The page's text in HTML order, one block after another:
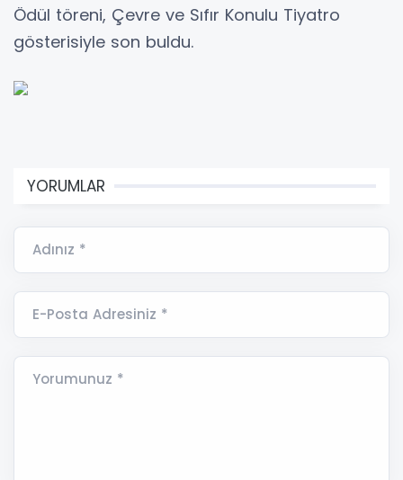
Ödül töreni, Çevre ve Sıfır Konulu Tiyatro
gösterisiyle son buldu.
YORUMLAR
Adınız *
E-Posta Adresiniz *
Yorumunuz *